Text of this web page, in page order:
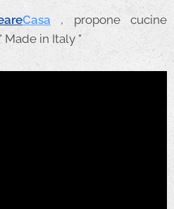
Casa , propone cucine
Made in Italy "